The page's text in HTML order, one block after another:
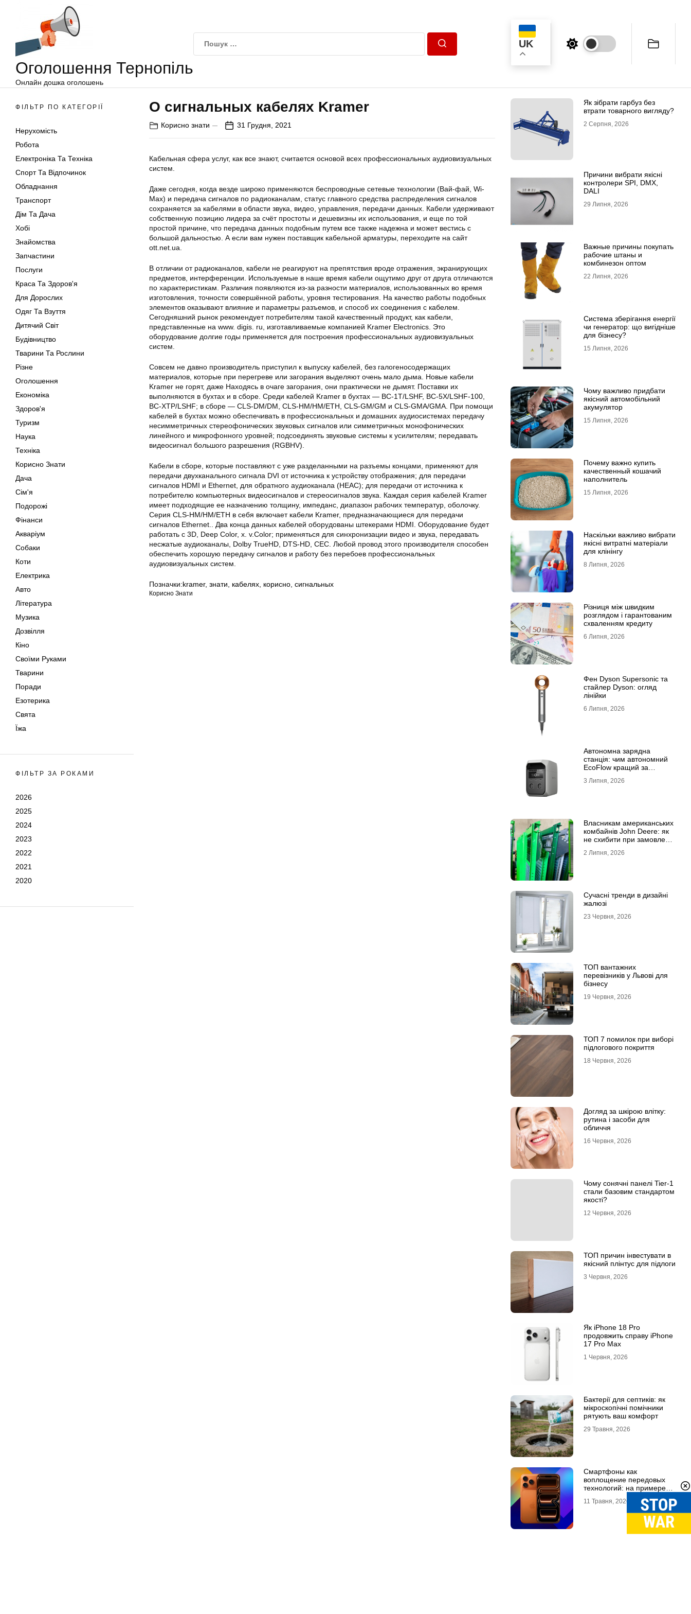
Оголошення Тернопіль
Онлайн дошка оголошень
UK
ФІЛЬТР ПО КАТЕГОРІЇ
Нерухомість
Робота
Електроніка Та Техніка
Спорт Та Відпочинок
Обладнання
Транспорт
Дім Та Дача
Хобі
Знайомства
Запчастини
Послуги
Краса Та Здоров'я
Для Дорослих
Одяг Та Взуття
Дитячий Світ
Будівництво
Тварини Та Рослини
Різне
Оголошення
Економіка
Здоров'я
Туризм
Наука
Техніка
Корисно Знати
Дача
Сім'я
Подорожі
Фінанси
Акваріум
Собаки
Коти
Електрика
Авто
Література
Музика
Дозвілля
Кіно
Своїми Руками
Тварини
Поради
Езотерика
Свята
Їжа
ФІЛЬТР ЗА РОКАМИ
2026
2025
2024
2023
2022
2021
2020
О сигнальных кабелях Kramer
Корисно знати 31 Грудня, 2021
Кабельная сфера услуг, как все знают, считается основой всех профессиональных аудиовизуальных
систем.
Даже сегодня, когда везде широко применяются беспроводные сетевые технологии (Вай-фай, Wi-
Max) и передача сигналов по радиоканалам, статус главного средства распределения сигналов
сохраняется за кабелями в области звука, видео, управления, передачи данных. Кабели удерживают
собственную позицию лидера за счёт простоты и дешевизны их использования, и еще по той
простой причине, что передача данных подобным путем все также надежна и может вестись с
большой дальностью. А если вам нужен поставщик кабельной арматуры, переходите на сайт
ott.net.ua.
В отличии от радиоканалов, кабели не реагируют на препятствия вроде отражения, экранирующих
предметов, интерференции. Используемые в наше время кабели ощутимо друг от друга отличаются
по характеристикам. Различия появляются из-за разности материалов, использованных во время
изготовления, точности совершённой работы, уровня тестирования. На качество работы подобных
элементов оказывают влияние и параметры разъемов, и способ их соединения с кабелем.
Сегодняшний рынок рекомендует потребителям такой качественный продукт, как кабели,
представленные на www. digis. ru, изготавливаемые компанией Kramer Electronics. Это
оборудование долгие годы применяется для построения профессиональных аудиовизуальных
систем.
Совсем не давно производитель приступил к выпуску кабелей, без галогеносодержащих
материалов, которые при перегреве или загорания выделяют очень мало дыма. Новые кабели
Kramer не горят, даже Находясь в очаге загорания, они практически не дымят. Поставки их
выполняются в бухтах и в сборе. Среди кабелей Kramer в бухтах — BC-1T/LSHF, BC-5X/LSHF-100,
BC-XTP/LSHF; в сборе — CLS-DM/DM, CLS-HM/HM/ETH, CLS-GM/GM и CLS-GMA/GMA. При помощи
кабелей в бухтах можно обеспечивать в профессиональных и домашних аудиосистемах передачу
несимметричных стереофонических звуковых сигналов или симметричных монофонических
линейного и микрофонного уровней; подсоединять звуковые системы к усилителям; передавать
видеосигнал большого разрешения (RGBHV).
Кабели в сборе, которые поставляют с уже разделанными на разъемы концами, применяют для
передачи двухканального сигнала DVI от источника к устройству отображения; для передачи
сигналов HDMI и Ethernet, для обратного аудиоканала (HEAC); для передачи от источника к
потребителю компьютерных видеосигналов и стереосигналов звука. Каждая серия кабелей Kramer
имеет подходящие ее назначению толщину, импеданс, диапазон рабочих температур, оболочку.
Серия CLS-HM/HM/ETH в себя включает кабели Kramer, предназначающиеся для передачи
сигналов Ethernet.. Два конца данных кабелей оборудованы штекерами HDMI. Оборудование будет
работать с 3D, Deep Color, x. v.Color; применяться для синхронизации видео и звука, передавать
несжатые аудиоканалы, Dolby TrueHD, DTS-HD, CEC. Любой провод этого производителя способен
обеспечить хорошую передачу сигналов и работу без перебоев профессиональных
аудиовизуальных систем.
Позначки:kramer, знати кабелях корисно сигнальных
Корисно Знати
Як зібрати гарбуз без
втрати товарного вигляду?
2 Серпня, 2026
Причини вибрати якісні
контролери SPI, DMX,
DALI
29 Липня, 2026
Важные причины покупать
рабочие штаны и
комбинезон оптом
22 Липня, 2026
Система зберігання енергії
чи генератор: що вигідніше
для бізнесу?
15 Липня, 2026
Чому важливо придбати
якісний автомобільний
акумулятор
15 Липня, 2026
Почему важно купить
качественный кошачий
наполнитель
15 Липня, 2026
Наскільки важливо вибрати
якісні витратні матеріали
для клінінгу
8 Липня, 2026
Різниця між швидким
розглядом і гарантованим
схваленням кредиту
6 Липня, 2026
Фен Dyson Supersonic та
стайлер Dyson: огляд
лінійки
6 Липня, 2026
Автономна зарядна
станція: чим автономний
EcoFlow кращий за
3 Липня, 2026
Власникам американських
комбайнів John Deere: як
не схибити при замовленні
2 Липня, 2026
Сучасні тренди в дизайні
жалюзі
23 Червня, 2026
ТОП вантажних
перевізників у Львові для
бізнесу
19 Червня, 2026
ТОП 7 помилок при виборі
підлогового покриття
18 Червня, 2026
Догляд за шкірою влітку:
рутина і засоби для
обличчя
16 Червня, 2026
Чому сонячні панелі Tier-1
стали базовим стандартом
якості?
12 Червня, 2026
ТОП причин інвестувати в
якісний плінтус для підлоги
3 Червня, 2026
Як iPhone 18 Pro
продовжить справу iPhone
17 Pro Max
1 Червня, 2026
Бактерії для септиків: як
мікроскопічні помічники
рятують ваш комфорт
29 Травня, 2026
Смартфоны как
воплощение передовых
технологий: на примере
11 Травня, 2026